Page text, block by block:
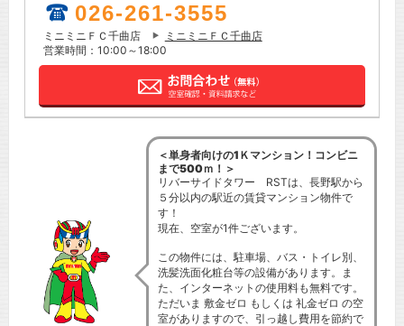
026-261-3555
ミニミニＦＣ千曲店
ミニミニＦＣ千曲店
営業時間：10:00～18:00
＜単身者向けの1Ｋマンション！コンビニ
まで500ｍ！＞
リバーサイドタワー RSTは、長野駅から
５分以内の駅近の賃貸マンション物件で
す！
現在、空室が1件ございます。
この物件には、駐車場、バス・トイレ別、
洗髪洗面化粧台等の設備があります。ま
た、インターネットの使用料も無料です。
ただいま 敷金ゼロ もしくは 礼金ゼロ の空
室がありますので、引っ越し費用を節約で